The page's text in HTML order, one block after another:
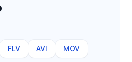
FLV AVI MOV